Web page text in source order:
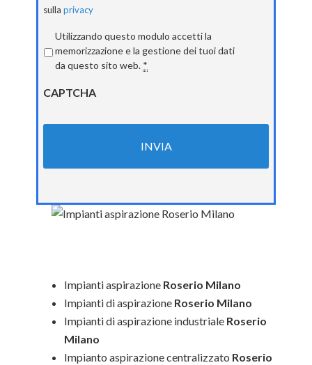
sullaprivacy
Privacy *
Utilizzando questo modulo accetti la
memorizzazione e la gestione dei tuoi dati
da questo sito web. *
CAPTCHA
Impianti aspirazione Roserio Milano
Impianti di aspirazione Roserio Milano
Impianti di aspirazione industriale Roserio
Milano
Impianto aspirazione centralizzato Roserio